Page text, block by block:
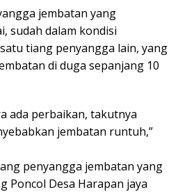
jembatan yang
sudah dalam kondisi
tiang penyangga lain, yang
di duga sepanjang 10
ada perbaikan, takutnya
jembatan runtuh,”
penyangga jembatan yang
Poncol Desa Harapan jaya